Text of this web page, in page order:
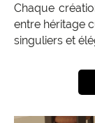
Chaque
entre héritage
singuliers et